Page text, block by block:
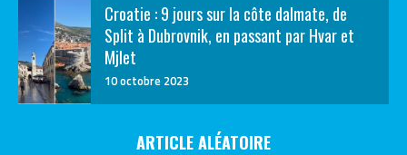
Croatie : 9 jours sur la côte dalmate, de
Split à Dubrovnik, en passant par Hvar et
Mjlet
10 octobre 2023
ARTICLE ALÉATOIRE